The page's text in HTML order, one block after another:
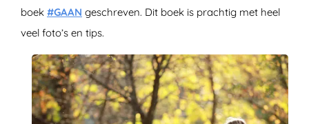
boek #GAAN geschreven. Dit boek is prachtig met heel
veel foto’s en tips.